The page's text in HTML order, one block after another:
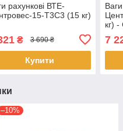
рахункові ВТЕ-
15-Т3С3 (15 кг)
₴ 3 690 ₴
Купити
кг) -
7
–10%